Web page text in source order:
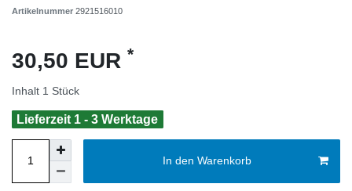
Artikelnummer 2921516010
30,50 EUR *
Inhalt 1 Stück
Lieferzeit 1 - 3 Werktage
In den Warenkorb